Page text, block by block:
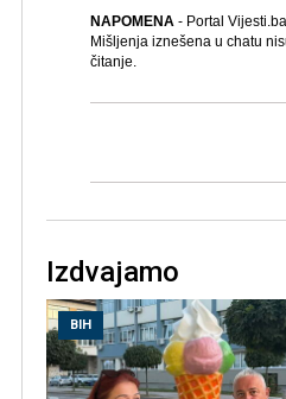
NAPOMENA- Portal
Mišljenja iznešena u chatu
čitanje.
Izdvajamo
BIH